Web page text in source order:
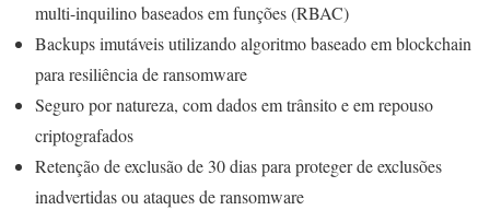
multi-inquilino baseados em funções (RBAC)
Backups imutáveis utilizando algoritmo baseado em blockchain
para resiliência de ransomware
Seguro por natureza, com dados em trânsito e em repouso
criptografados
Retenção de exclusão de 30 dias para proteger de exclusões
inadvertidas ou ataques de ransomware